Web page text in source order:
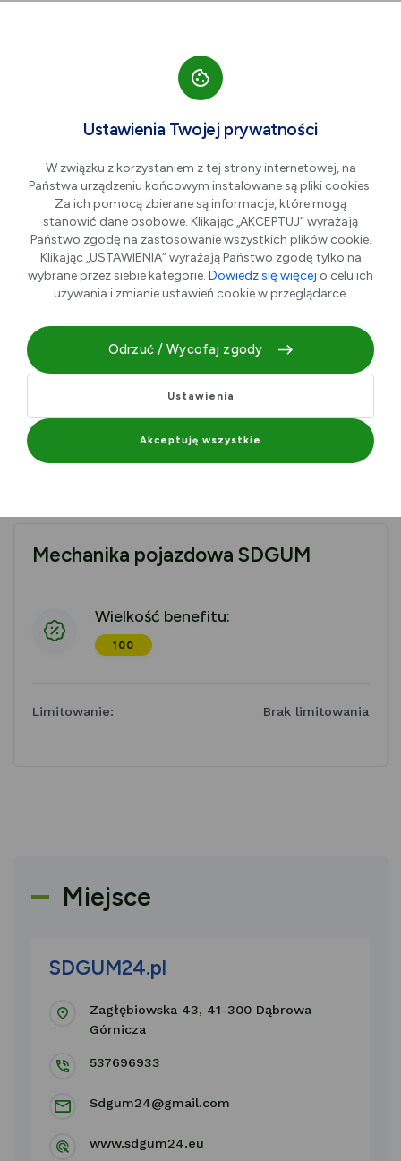
Mechanika pojazdowa SDGUM
Każdy klient, który zeskanuje u nas swoją aktywną
Dąbrowską Kartę Mieszkańca AKTYWNA.DG, otrzyma od
benefitów partnerskich. To nasz sposób na
podziękowanie za zaufanie i aktywne korzystanie z
Mechanika pojazdowa SDGUM
Wielkość benefitu:
100
Limitowanie: Brak limitowania
Miejsce
SDGUM24.pl
Zagłębiowska 43, 41-300 Dąbrowa
Górnicza
537696933
Sdgum24@gmail.com
www.sdgum24.eu
Ustawienia Twojej prywatności
W związku z korzystaniem z tej strony internetowej, na
Państwa urządzeniu końcowym instalowane są pliki cookies.
Za ich pomocą zbierane są informacje, które mogą
stanowić dane osobowe. Klikając „AKCEPTUJ” wyrażają
Państwo zgodę na zastosowanie wszystkich plików cookie.
Klikając „USTAWIENIA” wyrażają Państwo zgodę tylko na
wybrane przez siebie kategorie. Dowiedz się więcej o celu ich
używania i zmianie ustawień cookie w przeglądarce.
Odrzuć / Wycofaj zgody
Ustawienia
Akceptuję wszystkie